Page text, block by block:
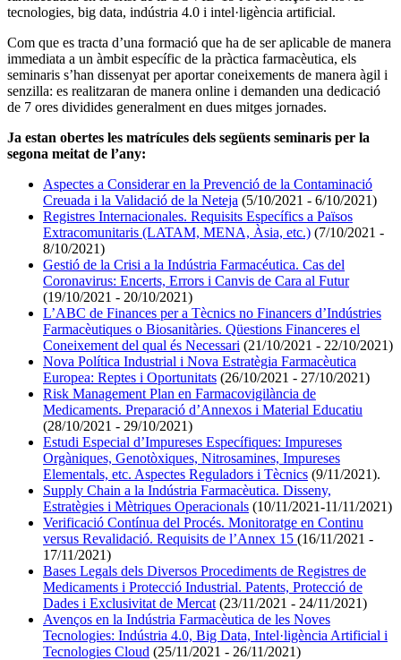
tecnologies, big data, indústria 4.0 i intel·ligència artificial.
Com que es tracta d’una formació que ha de ser aplicable de manera
immediata a un àmbit específic de la pràctica farmacèutica, els
seminaris s’han dissenyat per aportar coneixements de manera àgil i
senzilla: es realitzaran de manera online i demanden una dedicació
de 7 ores dividides generalment en dues mitges jornades.
Ja estan obertes les matrícules dels següents seminaris per la
segona meitat de l’any:
Aspectes a Considerar en la Prevenció de la Contaminació
Creuada i la Validació de la Neteja (5/10/2021 - 6/10/2021)
Registres Internacionales. Requisits Específics a Països
Extracomunitaris (LATAM, MENA, Àsia, etc.) (7/10/2021 -
8/10/2021)
Gestió de la Crisi a la Indústria Farmacéutica. Cas del
Coronavirus: Encerts, Errors i Canvis de Cara al Futur
(19/10/2021 - 20/10/2021)
L’ABC de Finances per a Tècnics no Financers d’Indústries
Farmacèutiques o Biosanitàries. Qüestions Financeres el
Coneixement del qual és Necessari (21/10/2021 - 22/10/2021)
Nova Política Industrial i Nova Estratègia Farmacèutica
Europea: Reptes i Oportunitats (26/10/2021 - 27/10/2021)
Risk Management Plan en Farmacovigilància de
Medicaments. Preparació d’Annexos i Material Educatiu
(28/10/2021 - 29/10/2021)
Estudi Especial d’Impureses Específiques: Impureses
Orgàniques, Genotòxiques, Nitrosamines, Impureses
Elementals, etc. Aspectes Reguladors i Tècnics (9/11/2021).
Supply Chain a la Indústria Farmacèutica. Disseny,
Estratègies i Mètriques Operacionals (10/11/2021-11/11/2021)
Verificació Contínua del Procés. Monitoratge en Continu
versus Revalidació. Requisits de l’Annex 15 (16/11/2021 -
17/11/2021)
Bases Legals dels Diversos Procediments de Registres de
Medicaments i Protecció Industrial. Patents, Protecció de
Dades i Exclusivitat de Mercat (23/11/2021 - 24/11/2021)
Avenços en la Indústria Farmacèutica de les Noves
Tecnologies: Indústria 4.0, Big Data, Intel·ligència Artificial i
Tecnologies Cloud (25/11/2021 - 26/11/2021)